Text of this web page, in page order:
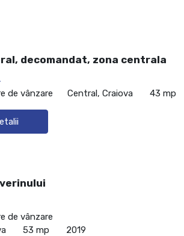
decomandat, zona centrala
de vânzare Central, Craiova 43 mp
de vânzare
53 mp 2019